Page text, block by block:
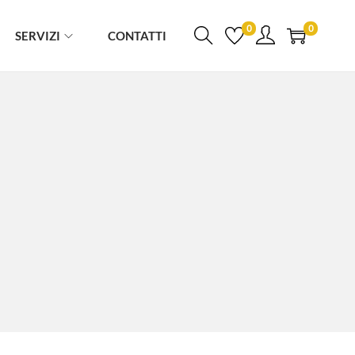
SERVIZI CONTATTI 0 0